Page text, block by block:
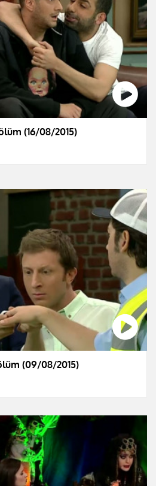
(16/08/2015)
(09/08/2015)